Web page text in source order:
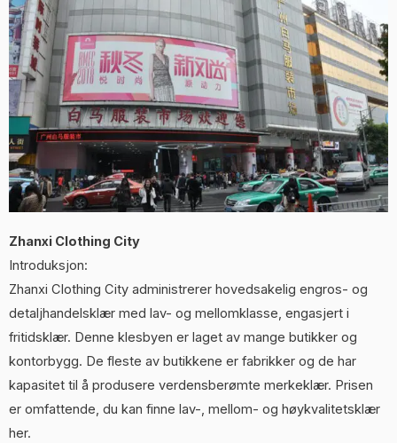
Zhanxi Clothing City
Introduksjon:
Zhanxi Clothing City administrerer hovedsakelig engros- og
detaljhandelsklær med lav- og mellomklasse, engasjert i
fritidsklær. Denne klesbyen er laget av mange butikker og
kontorbygg. De fleste av butikkene er fabrikker og de har
kapasitet til å produsere verdensberømte merkeklær. Prisen
er omfattende, du kan finne lav-, mellom- og høykvalitetsklær
her.